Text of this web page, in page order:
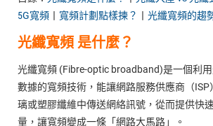
5G寬頻
寬頻計劃點樣揀？ 光纖寬頻的趨
光纖寬頻 是什麼？
光纖寬頻 (Fibre-optic broadband)是一個利
數據的寬頻技術，能讓網路服務供應商（
璃或塑膠纖維中傳送網絡訊號，從而提供快
量，讓寬頻變成一條「網路大馬路」。